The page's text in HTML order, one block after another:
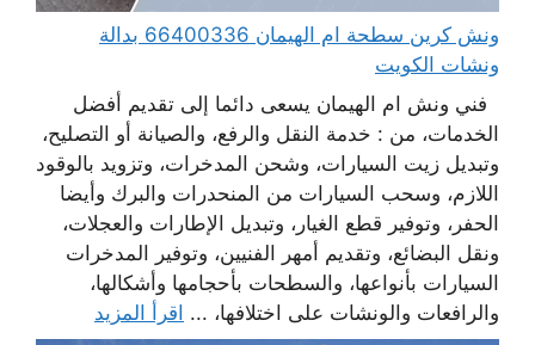
ونش كرين سطحة ام الهيمان 66400336 بدالة
ونشات الكويت
فني ونش ام الهيمان يسعى دائما إلى تقديم أفضل
الخدمات، من : خدمة النقل والرفع، والصيانة أو التصليح،
وتبديل زيت السيارات، وشحن المدخرات، وتزويد بالوقود
اللازم، وسحب السيارات من المنحدرات والبرك وأيضا
الحفر، وتوفير قطع الغيار، وتبديل الإطارات والعجلات،
ونقل البضائع، وتقديم أمهر الفنيين، وتوفير المدخرات
السيارات بأنواعها، والسطحات بأحجامها وأشكالها،
والرافعات والونشات على اختلافها، ... اقرأ المزيد